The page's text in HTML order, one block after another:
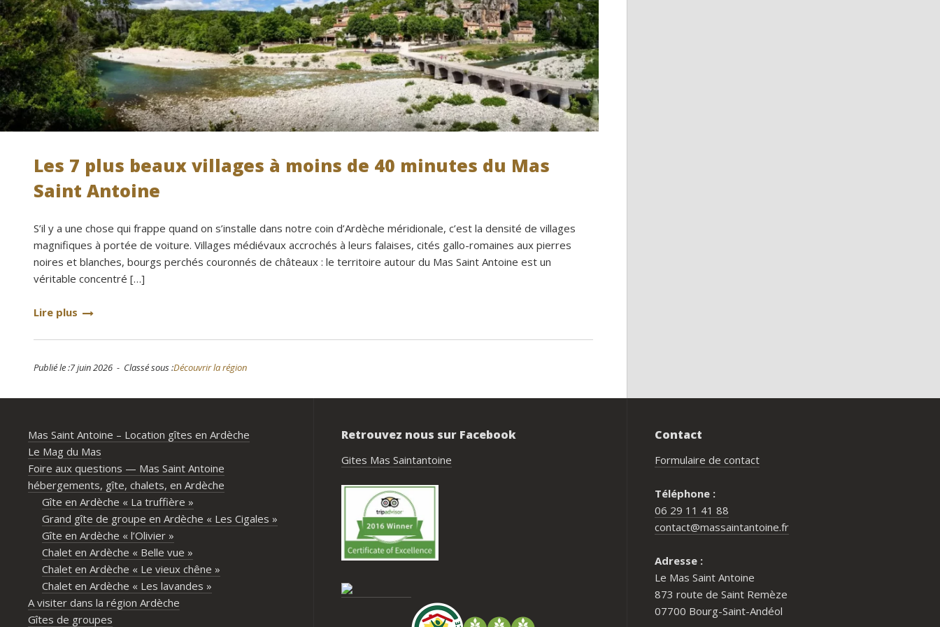
Les 7 plus beaux villages à moins de 40 minutes du Mas
Saint Antoine
S’il y a une chose qui frappe quand on s’installe dans notre coin d’Ardèche méridionale, c’est la densité de villages
magnifiques à portée de voiture. Villages médiévaux accrochés à leurs falaises, cités gallo-romaines aux pierres
noires et blanches, bourgs perchés couronnés de châteaux : le territoire autour du Mas Saint Antoine est un
véritable concentré […]
Lire plus
Publié le :7 juin 2026 - Classé sous :Découvrir la région
nombreux conseils utiles, aussi bien pour
les prestataires que pour l’organisation
générale de l’événement.Tout a été
simple, fluide et agréable. Les
recommandations données sur place
étaient excellentes et nous ont permis
de construire un week-end vraiment
réussi.Le cadre est idéal pour ce type de
piscine, nature, tranquillité, nombreux
nous recommandons le Mas Saint-
Antoine sans hésitation.**La seule petite
contrainte du week-end concerne la
faut se rendre au village. Cela ne nous a
Mas Saint Antoine – Location gîtes en Ardèche
Le Mag du Mas
Foire aux questions — Mas Saint Antoine
hébergements, gîte, chalets, en Ardèche
Gîte en Ardèche « La truffière »
Grand gîte de groupe en Ardèche « Les Cigales »
Gîte en Ardèche « l’Olivier »
Chalet en Ardèche « Belle vue »
Chalet en Ardèche « Le vieux chêne »
Chalet en Ardèche « Les lavandes »
A visiter dans la région Ardèche
Gîtes de groupes
Retrouvez nous sur Facebook
Gites Mas Saintantoine
Contact
Formulaire de contact
Téléphone :
06 29 11 41 88
contact@massaintantoine.fr
Adresse :
Le Mas Saint Antoine
873 route de Saint Remèze
07700 Bourg-Saint-Andéol